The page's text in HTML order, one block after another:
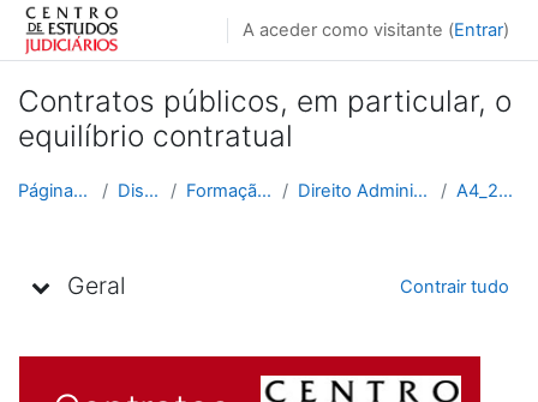
Ir para o conteúdo principal
A aceder como visitante (Entrar)
Contratos públicos, em particular, o
equilíbrio contratual
Página principal Disciplinas Formação Contínua Direito Administrativo e Fiscal A4_2015_2016
Geral Contrair tudo